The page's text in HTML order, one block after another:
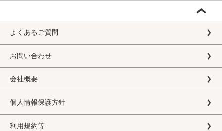
よくあるご質問
お問い合わせ
会社概要
個人情報保護方針
利用規約等